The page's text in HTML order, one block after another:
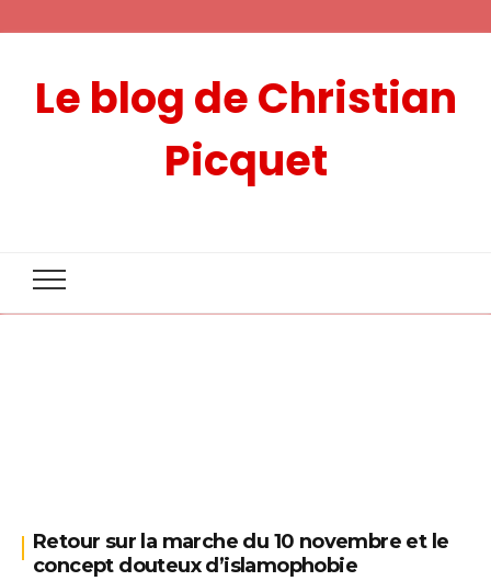
Le blog de Christian
Picquet
Retour sur la marche du 10 novembre et le
concept douteux d’islamophobie